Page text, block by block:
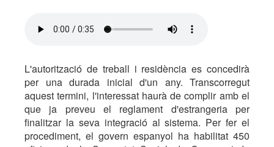
L'autorització de treball i residència es concedirà
per una durada inicial d'un any. Transcorregut
aquest termini, l'interessat haurà de complir amb el
que ja preveu el reglament d'estrangeria per
finalitzar la seva integració al sistema. Per fer el
procediment, el govern espanyol ha habilitat 450